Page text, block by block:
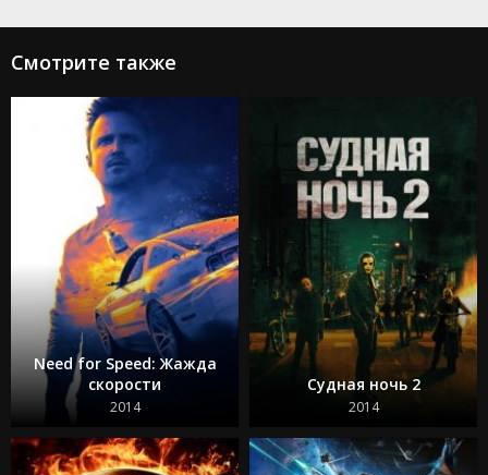
Смотрите также
Need for Speed: Жажда
скорости
2014
Судная ночь 2
2014